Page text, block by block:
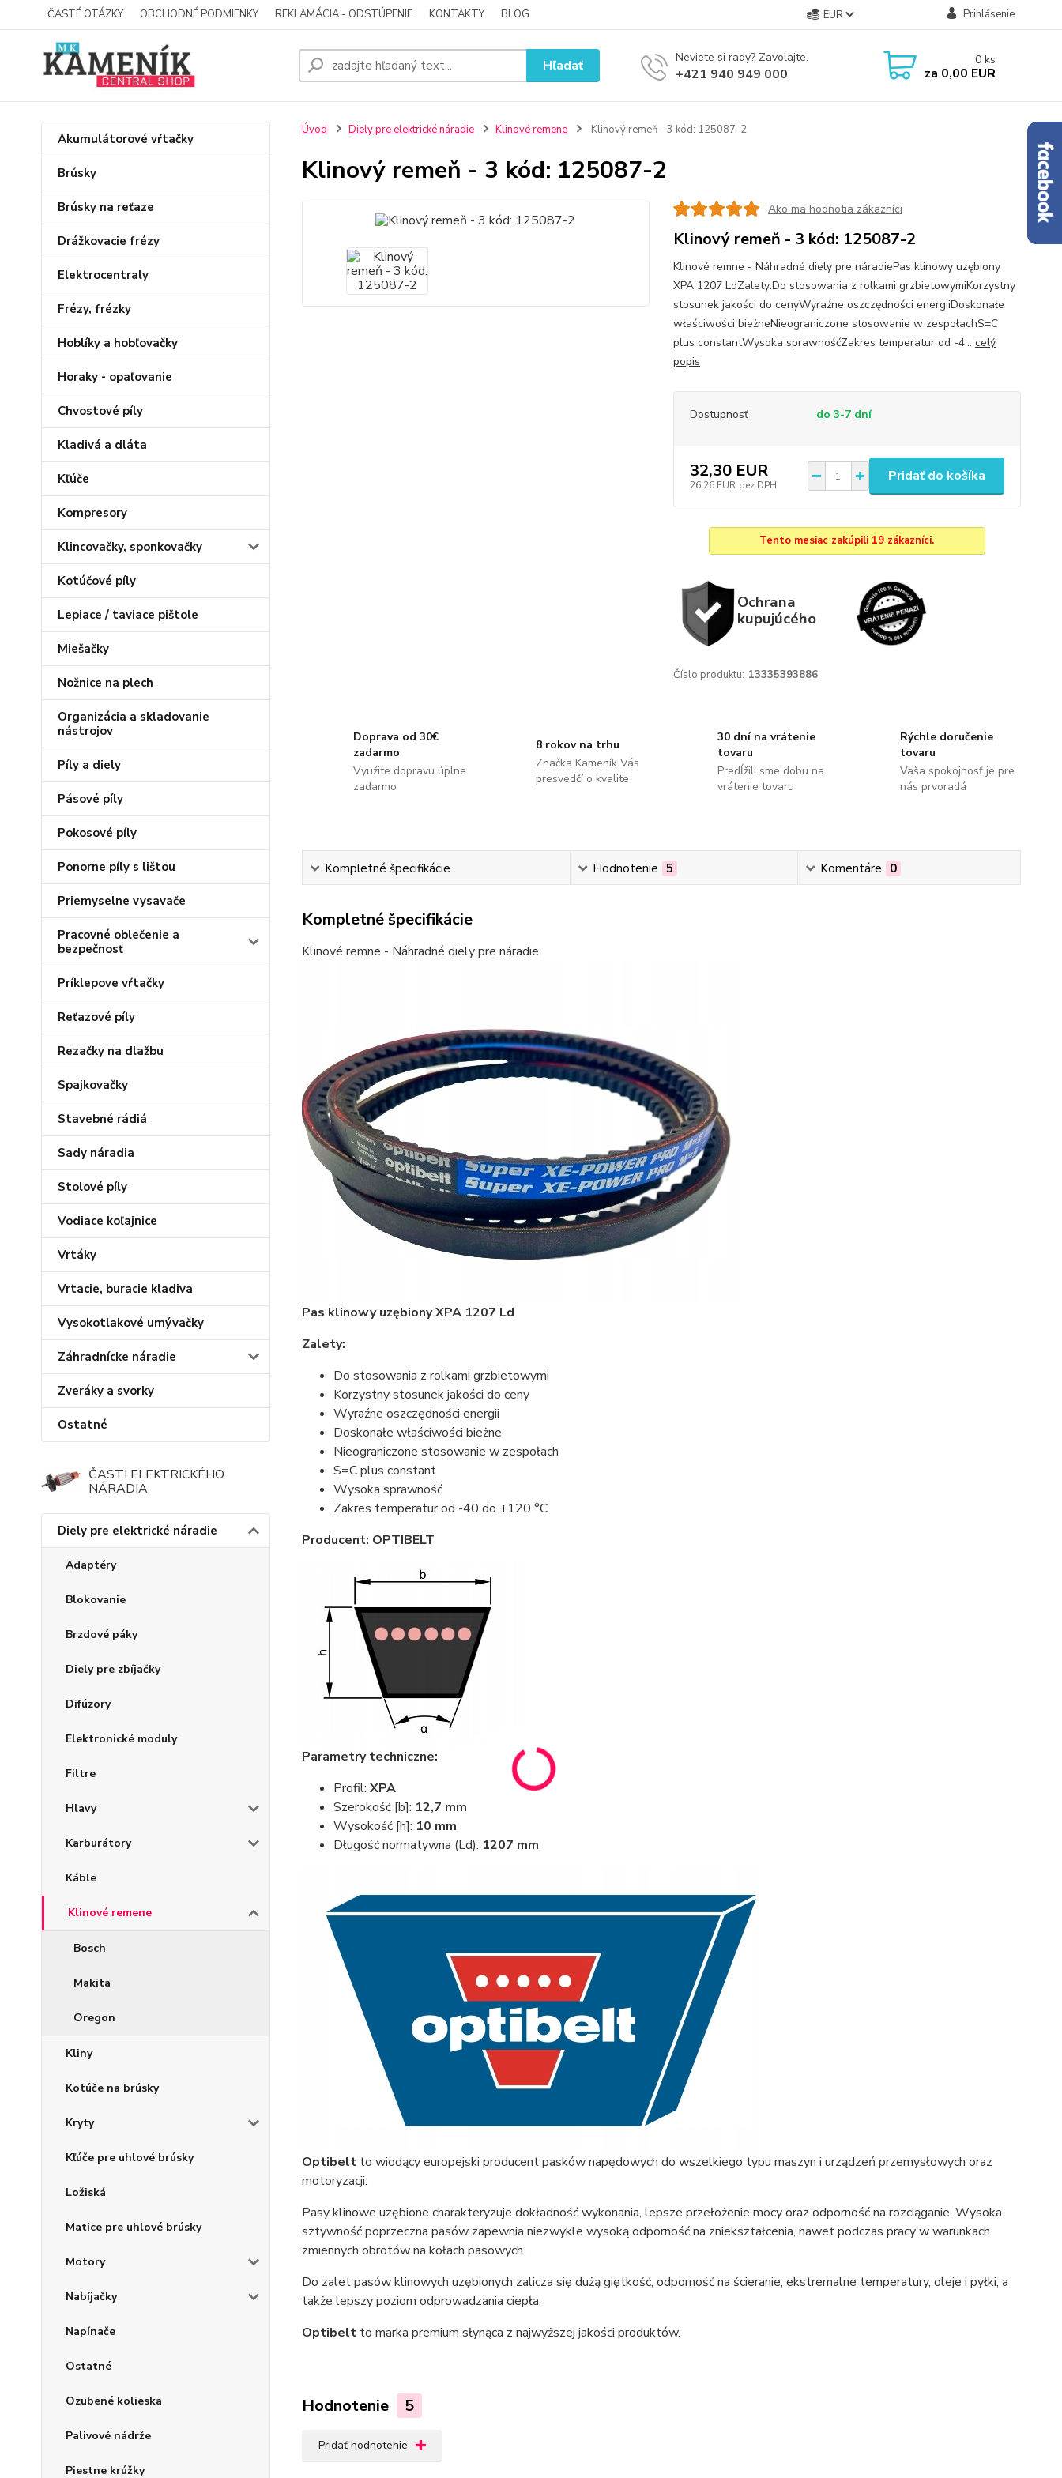
ČASTÉ OTÁZKY OBCHODNÉ PODMIENKY REKLAMÁCIA - ODSTÚPENIE KONTAKTY BLOG EUR Prihlásenie
Hľadať Neviete si rady? Zavolajte.
+421 940 949 000
0 ks
za 0,00 EUR
Akumulátorové vŕtačky
Brúsky
Brúsky na reťaze
Drážkovacie frézy
Elektrocentraly
Frézy, frézky
Hoblíky a hobľovačky
Horaky - opaľovanie
Chvostové píly
Kladivá a dláta
Kľúče
Kompresory
Klincovačky, sponkovačky
Kotúčové píly
Lepiace / taviace pištole
Miešačky
Nožnice na plech
Organizácia a skladovanie
nástrojov
Píly a diely
Pásové píly
Pokosové píly
Ponorne píly s lištou
Priemyselne vysavače
Pracovné oblečenie a
bezpečnosť
Príklepove vŕtačky
Reťazové píly
Rezačky na dlažbu
Spajkovačky
Stavebné rádiá
Sady náradia
Stolové píly
Vodiace koľajnice
Vrtáky
Vrtacie, buracie kladiva
Vysokotlakové umývačky
Záhradnícke náradie
Zveráky a svorky
Ostatné
ČASTI ELEKTRICKÉHO
NÁRADIA
Diely pre elektrické náradie
Adaptéry
Blokovanie
Brzdové páky
Diely pre zbíjačky
Difúzory
Elektronické moduly
Filtre
Hlavy
Karburátory
Káble
Klinové remene
Bosch
Makita
Oregon
Kliny
Kotúče na brúsky
Kryty
Kľúče pre uhlové brúsky
Ložiská
Matice pre uhlové brúsky
Motory
Nabíjačky
Napínače
Ostatné
Ozubené kolieska
Palivové nádrže
Piestne krúžky
Úvod Diely pre elektrické náradie Klinové remene Klinový remeň - 3 kód: 125087-2
Klinový remeň - 3 kód: 125087-2
Ako ma hodnotia zákazníci
Klinový remeň - 3 kód: 125087-2
Klinové remne - Náhradné diely pre náradiePas klinowy uzębiony
XPA 1207 LdZalety:Do stosowania z rolkami grzbietowymiKorzystny
stosunek jakości do cenyWyraźne oszczędności energiiDoskonałe
właściwości bieżneNieograniczone stosowanie w zespołachS=C
plus constantWysoka sprawnośćZakres temperatur od -4... celý
popis
Dostupnosť do 3-7 dní
32,30 EUR
26,26 EUR bez DPH
Pridať do košíka
Tento mesiac zakúpili 19 zákazníci.
Ochrana
kupujúcého
Číslo produktu: 13335393886
Doprava od 30€
zadarmo
Využite dopravu úplne
zadarmo
8 rokov na trhu
Značka Kameník Vás
presvedčí o kvalite
30 dní na vrátenie
tovaru
Predĺžili sme dobu na
vrátenie tovaru
Rýchle doručenie
tovaru
Vaša spokojnosť je pre
nás prvoradá
Kompletné špecifikácie Hodnotenie 5 Komentáre 0
Kompletné špecifikácie
Klinové remne - Náhradné diely pre náradie
Pas klinowy uzębiony XPA 1207 Ld
Zalety:
Do stosowania z rolkami grzbietowymi
Korzystny stosunek jakości do ceny
Wyraźne oszczędności energii
Doskonałe właściwości bieżne
Nieograniczone stosowanie w zespołach
S=C plus constant
Wysoka sprawność
Zakres temperatur od -40 do +120 °C
Producent: OPTIBELT
Parametry techniczne:
Profil: XPA
Szerokość [b]: 12,7 mm
Wysokość [h]: 10 mm
Długość normatywna (Ld): 1207 mm
Optibeltto wiodący europejski producent pasków napędowych do wszelkiego typu maszyn i urządzeń przemysłowych oraz
motoryzacji.
Pasy klinowe uzębione charakteryzuje dokładność wykonania, lepsze przełożenie mocy oraz odporność na rozciąganie. Wysoka
sztywność poprzeczna pasów zapewnia niezwykle wysoką odporność na zniekształcenia, nawet podczas pracy w warunkach
zmiennych obrotów na kołach pasowych.
Do zalet pasów klinowych uzębionych zalicza się dużą giętkość, odporność na ścieranie, ekstremalne temperatury, oleje i pyłki, a
także lepszy poziom odprowadzania ciepła.
Optibeltto marka premium słynąca z najwyższej jakości produktów.
Hodnotenie 5
Pridať hodnotenie